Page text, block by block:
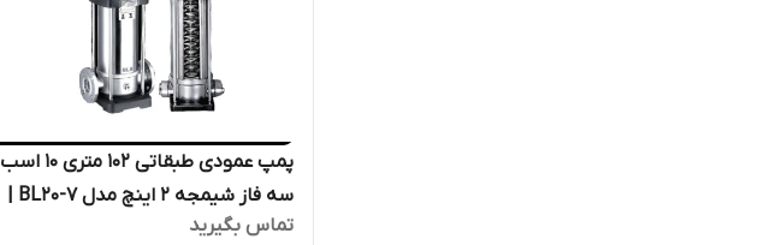
پمپ عمودی طبقاتی ۱۰۲ متری ۱۰ اسب
الکترو پمپ پروانه استیل فشار قوی
تماس بگیرید